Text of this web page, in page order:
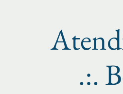
.:.